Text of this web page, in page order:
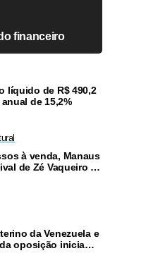
financeiro
líquido de R$ 490,2
de 15,2%
à venda, Manaus
de Zé Vaqueiro e
da Venezuela e
oposição iniciam